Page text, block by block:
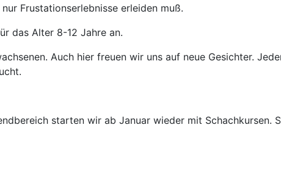
Frustationserlebnisse erleiden muß.
das Alter 8-12 Jahre an.
Auch hier freuen wir uns auf neue Gesichter.
starten wir ab Januar wieder mit Schachkursen.